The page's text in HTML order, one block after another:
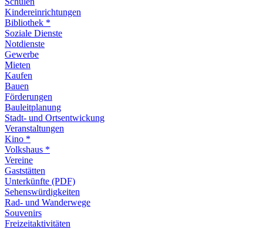
Kindereinrichtungen
Bibliothek *
Soziale Dienste
Notdienste
Gewerbe
Mieten
Kaufen
Bauen
Förderungen
Bauleitplanung
Stadt- und Ortsentwickung
Veranstaltungen
Kino *
Volkshaus *
Vereine
Gaststätten
Unterkünfte (PDF)
Sehenswürdigkeiten
Rad- und Wanderwege
Souvenirs
Freizeitaktivitäten